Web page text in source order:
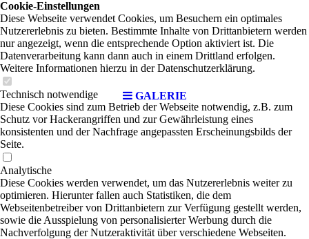
GALERIE
Cookie-Einstellungen
Diese Webseite verwendet Cookies, um Besuchern ein optimales
Nutzererlebnis zu bieten. Bestimmte Inhalte von Drittanbietern werden
nur angezeigt, wenn die entsprechende Option aktiviert ist. Die
Datenverarbeitung kann dann auch in einem Drittland erfolgen.
Weitere Informationen hierzu in der Datenschutzerklärung.
Technisch notwendige
Diese Cookies sind zum Betrieb der Webseite notwendig, z.B. zum
Schutz vor Hackerangriffen und zur Gewährleistung eines
konsistenten und der Nachfrage angepassten Erscheinungsbilds der
Seite.
Analytische
Diese Cookies werden verwendet, um das Nutzererlebnis weiter zu
optimieren. Hierunter fallen auch Statistiken, die dem
Webseitenbetreiber von Drittanbietern zur Verfügung gestellt werden,
sowie die Ausspielung von personalisierter Werbung durch die
Nachverfolgung der Nutzeraktivität über verschiedene Webseiten.